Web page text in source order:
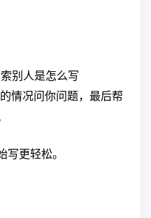
别人是怎么写
情况问你问题，最后帮
更轻松。